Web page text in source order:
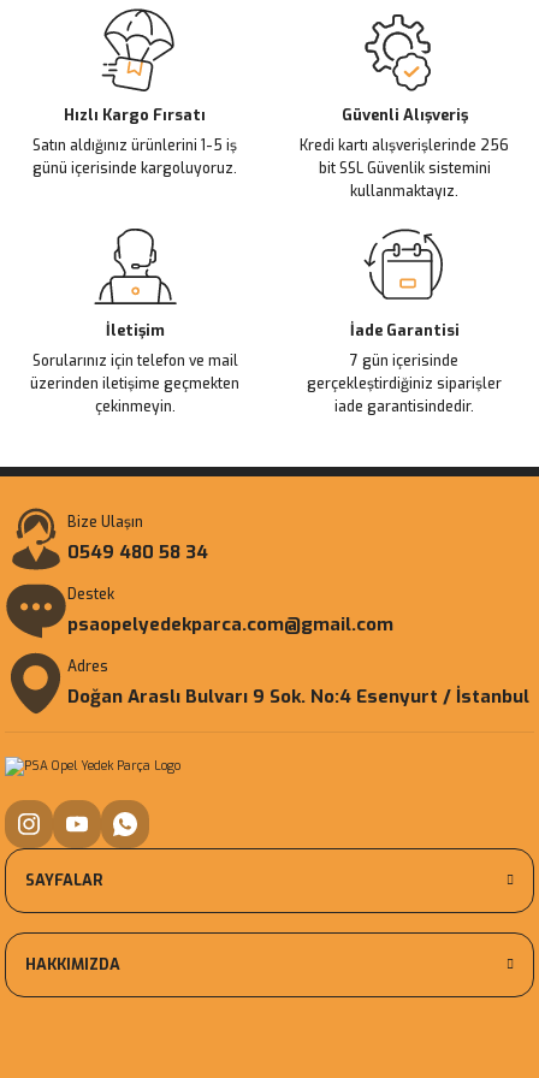
Ürün resmi kalitesiz, bozuk veya görüntülenemiyor.
Ürün açıklamasında eksik bilgiler bulunuyor.
Ürün bilgilerinde hatalar bulunuyor.
Ürün fiyatı diğer sitelerden daha pahalı.
Bu ürüne benzer farklı alternatifler olmalı.
Hızlı Kargo Fırsatı
Satın aldığınız ürünlerini 1-5 iş
günü içerisinde kargoluyoruz.
Güvenli Alışveriş
Kredi kartı alışverişlerinde 256
bit SSL Güvenlik sistemini
kullanmaktayız.
İletişim
Sorularınız için telefon ve mail
üzerinden iletişime geçmekten
çekinmeyin.
İade Garantisi
7 gün içerisinde
gerçekleştirdiğiniz siparişler
iade garantisindedir.
Bize Ulaşın
0549 480 58 34
Destek
psaopelyedekparca.com@gmail.com
Adres
Doğan Araslı Bulvarı 9 Sok. No:4 Esenyurt / İstanbul
SAYFALAR
HAKKIMIZDA